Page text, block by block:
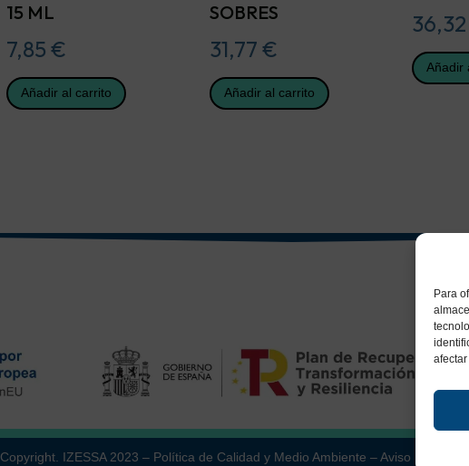
Para
15 ML
7,85€
Añadir al carrito
SOBRES
31,77 €
Añadir al carrito
36,32
Añadir
Copyright. IZESSA 2023 – Política de Calidad y Medio Ambiente –Aviso Legal